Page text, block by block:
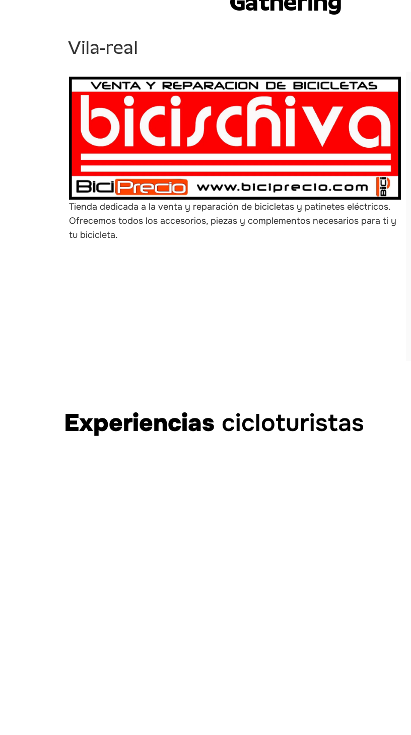
Vila-real
Tienda dedicada a la venta y reparación de bicicletas y patinetes eléctricos.
Ofrecemos todos los accesorios, piezas y complementos necesarios para ti y
tu bicicleta.
Experiencias cicloturistas